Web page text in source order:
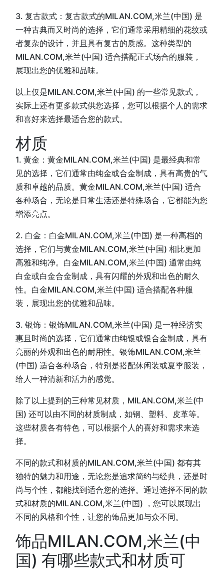
3. 复古款式：复古款式的MILAN.COM,米兰(中国) 是
一种古典而又时尚的选择，它们通常采用精细的花纹或
者复杂的设计，并且具有复古的质感。这种类型的
MILAN.COM,米兰(中国) 适合搭配正式场合的服装，
展现出您的优雅和品味。
以上仅是MILAN.COM,米兰(中国) 的一些常见款式，
实际上还有更多款式供您选择，您可以根据个人的需求
和喜好来选择最适合您的款式。
材质
1. 黄金：黄金MILAN.COM,米兰(中国) 是最经典和常
见的选择，它们通常由纯金或合金制成，具有高贵的气
质和卓越的品质。黄金MILAN.COM,米兰(中国) 适合
各种场合，无论是日常生活还是特殊场合，它都能为您
增添亮点。
2. 白金：白金MILAN.COM,米兰(中国) 是一种高档的
选择，它们与黄金MILAN.COM,米兰(中国) 相比更加
高雅和纯净。白金MILAN.COM,米兰(中国) 通常由纯
白金或白金合金制成，具有闪耀的外观和出色的耐久
性。白金MILAN.COM,米兰(中国) 适合搭配各种服
装，展现出您的优雅和品味。
3. 银饰：银饰MILAN.COM,米兰(中国) 是一种经济实
惠且时尚的选择，它们通常由纯银或银合金制成，具有
亮丽的外观和出色的耐用性。银饰MILAN.COM,米兰
(中国) 适合各种场合，特别是搭配休闲装或夏季服装，
给人一种清新和活力的感觉。
除了以上提到的三种常见材质，MILAN.COM,米兰(中
国) 还可以由不同的材质制成，如钢、塑料、皮革等。
这些材质各有特色，可以根据个人的喜好和需求来选
择。
不同的款式和材质的MILAN.COM,米兰(中国) 都有其
独特的魅力和用途，无论您是追求简约与经典，还是时
尚与个性，都能找到适合您的选择。通过选择不同的款
式和材质的MILAN.COM,米兰(中国) ，您可以展现出
不同的风格和个性，让您的饰品更加与众不同。
饰品MILAN.COM,米兰(中
国) 有哪些款式和材质可